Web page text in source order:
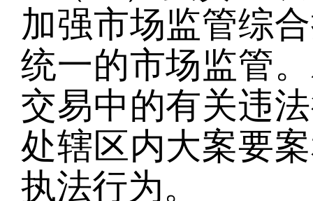
加强市场监管综
统一的市场监管
交易中的有关违
处辖区内大案要
执法行为。